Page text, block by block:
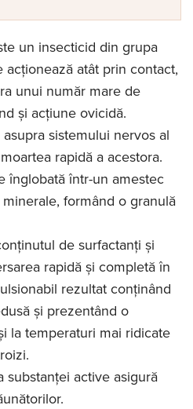
un insecticid din grupa
atât prin contact,
unui număr mare de
și acţiune ovicidă.
sistemului nervos al
rapidă a acestora.
înglobată într-un amestec
formând o granulă
de surfactanţi și
rapidă și completă în
rezultat conţinând
și prezentând o
la temperaturi mai ridicate
substanţei active asigură